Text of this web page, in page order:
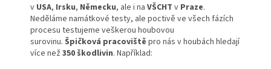
v USA, Irsku, Německu, ale i na VŠCHT v Praze.
Neděláme namátkové testy, ale poctivě ve všech fázích
procesu testujeme veškerou houbovou
surovinu. Špičková pracoviště pro nás v houbách hledají
více než 350 škodlivin. Například: